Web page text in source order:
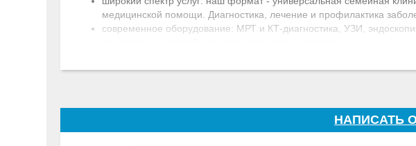
медицинской помощи. Диагностика, лечение и профилактика
современное оборудование: МРТ и КТ-диагностика, УЗИ,
высокий уровень обслуживания: удобный график работы,
медицинского центра, чуткий и внимательный персонал.
стационары: обследование и лечение в условиях стационара.
НАПИСАТЬ